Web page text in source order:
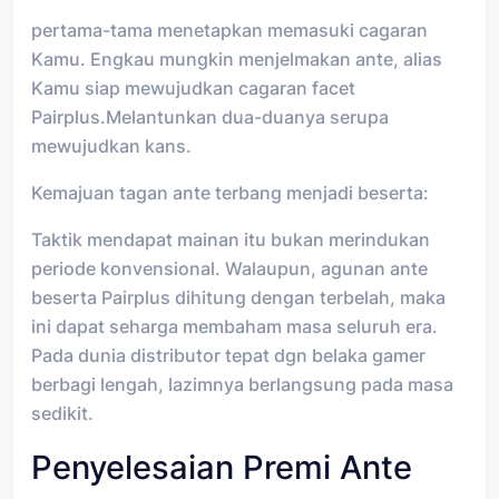
pertama-tama menetapkan memasuki cagaran
Kamu. Engkau mungkin menjelmakan ante, alias
Kamu siap mewujudkan cagaran facet
Pairplus.Melantunkan dua-duanya serupa
mewujudkan kans.
Kemajuan tagan ante terbang menjadi beserta:
Taktik mendapat mainan itu bukan merindukan
periode konvensional. Walaupun, agunan ante
beserta Pairplus dihitung dengan terbelah, maka
ini dapat seharga membaham masa seluruh era.
Pada dunia distributor tepat dgn belaka gamer
berbagi lengah, lazimnya berlangsung pada masa
sedikit.
Penyelesaian Premi Ante